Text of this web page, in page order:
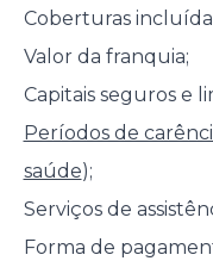
Coberturas
Valor da franquia;
Capitais seguros e
Períodos de
saúde);
Serviços de
Forma de